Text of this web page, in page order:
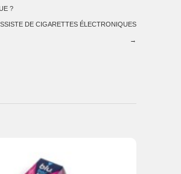
?
DE CIGARETTES ÉLECTRONIQUES
→